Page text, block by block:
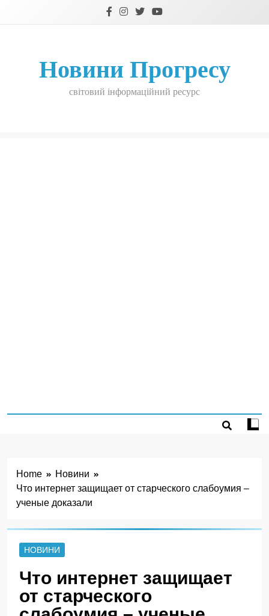
Новини Прогресу
світовий інформаційний ресурс
Home
Новини
Что интернет защищает от старческого слабоумия –
ученые доказали
НОВИНИ
Что интернет защищает
от старческого